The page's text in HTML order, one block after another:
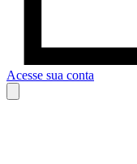
Acesse sua conta